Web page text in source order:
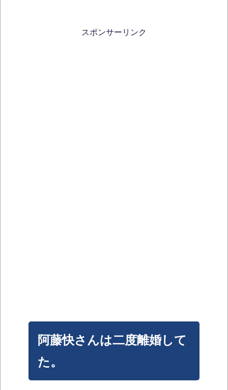
スポンサーリンク
阿藤快さんは二度離婚して
た。